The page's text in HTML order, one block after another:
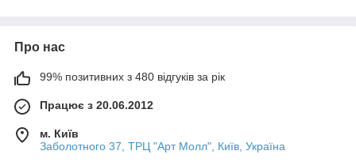
Про нас
99% позитивних з 480 відгуків за рік
Працює з 20.06.2012
м. Київ
Заболотного 37, ТРЦ "Арт Молл", Київ, Україна